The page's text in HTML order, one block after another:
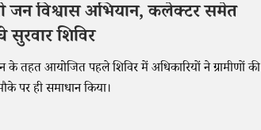
जन विश्वास अभियान, कलेक्टर समेत
शिविर
के तहत आयोजित पहले शिविर में अधिकारियों ने ग्रामीणों की
पर ही समाधान किया।